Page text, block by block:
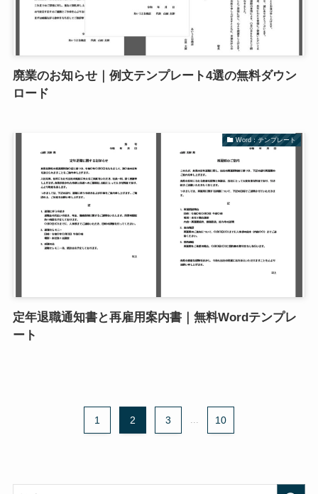
廃業のお知らせ｜例文テンプレート4選の無料ダウン
ロード
Word：テンプレート
定年退職通知書と再雇用案内書｜無料Wordテンプレ
ート
1 2 3 ... 10